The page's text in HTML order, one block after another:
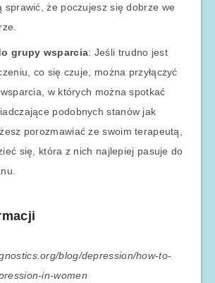
sprawić, że poczujesz się dobrze we
grupy wsparcia: Jeśli trudno jest
co się czuje, można przyłączyć
w których można spotkać
podobnych stanów jak
porozmawiać ze swoim terapeutą,
się, która z nich najlepiej pasuje do
blog/depression/how-to-
in-women